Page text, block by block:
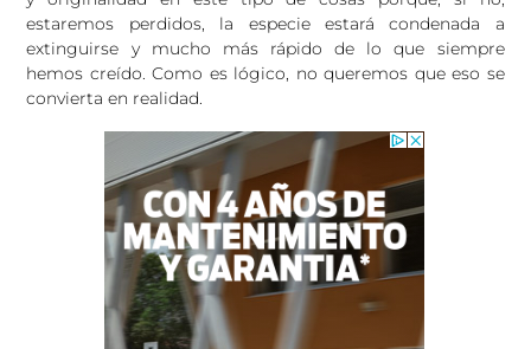
estaremos perdidos, la especie estará condenada a
extinguirse y mucho más rápido de lo que siempre
hemos creído. Como es lógico, no queremos que eso se
convierta en realidad.